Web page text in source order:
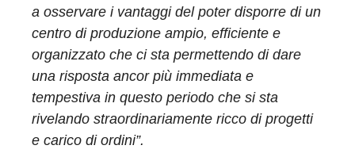
a osservare i vantaggi del poter disporre di un
centro di produzione ampio, efficiente e
organizzato che ci sta permettendo di dare
una risposta ancor più immediata e
tempestiva in questo periodo che si sta
rivelando straordinariamente ricco di progetti
e carico di ordini”.